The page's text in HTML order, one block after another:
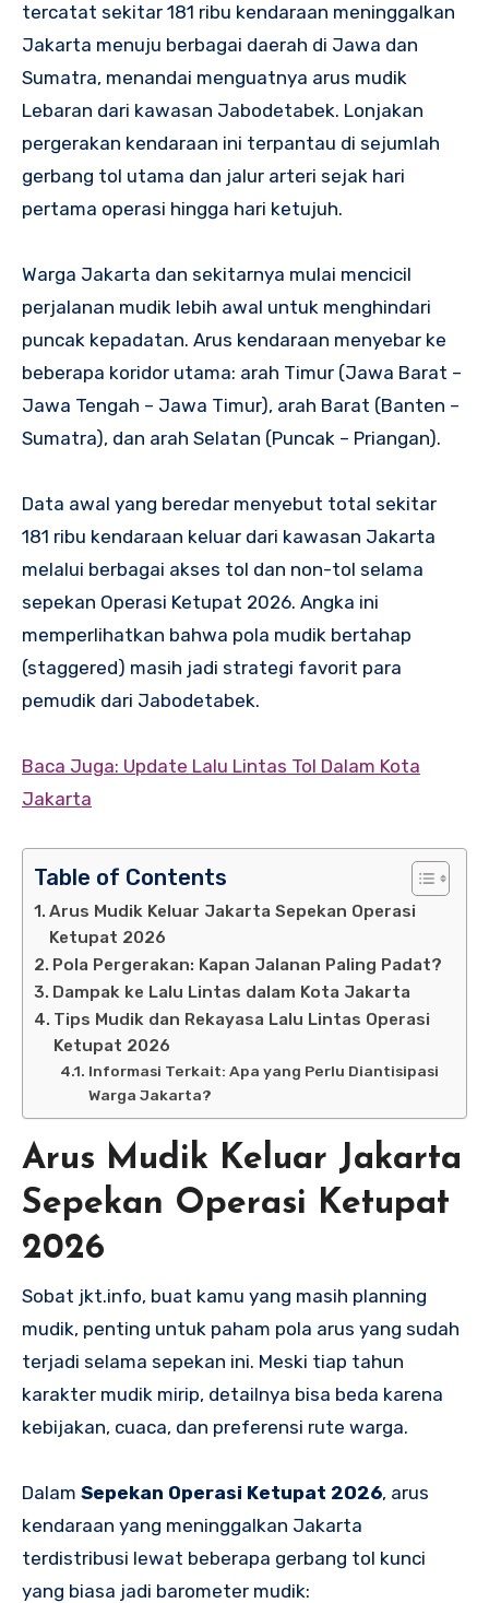
tercatat sekitar 181 ribu kendaraan meninggalkan
Jakarta menuju berbagai daerah di Jawa dan
Sumatra, menandai menguatnya arus mudik
Lebaran dari kawasan Jabodetabek. Lonjakan
pergerakan kendaraan ini terpantau di sejumlah
gerbang tol utama dan jalur arteri sejak hari
pertama operasi hingga hari ketujuh.
Warga Jakarta dan sekitarnya mulai mencicil
perjalanan mudik lebih awal untuk menghindari
puncak kepadatan. Arus kendaraan menyebar ke
beberapa koridor utama: arah Timur (Jawa Barat –
Jawa Tengah – Jawa Timur), arah Barat (Banten –
Sumatra), dan arah Selatan (Puncak – Priangan).
Data awal yang beredar menyebut total sekitar
181 ribu kendaraan keluar dari kawasan Jakarta
melalui berbagai akses tol dan non-tol selama
sepekan Operasi Ketupat 2026. Angka ini
memperlihatkan bahwa pola mudik bertahap
(staggered) masih jadi strategi favorit para
pemudik dari Jabodetabek.
Baca Juga: Update Lalu Lintas Tol Dalam Kota
Jakarta
Table of Contents
Arus Mudik Keluar Jakarta Sepekan Operasi
Ketupat 2026
Pola Pergerakan: Kapan Jalanan Paling Padat?
Dampak ke Lalu Lintas dalam Kota Jakarta
Tips Mudik dan Rekayasa Lalu Lintas Operasi
Ketupat 2026
Informasi Terkait: Apa yang Perlu Diantisipasi
Warga Jakarta?
Arus Mudik Keluar Jakarta
Sepekan Operasi Ketupat
2026
Sobat jkt.info, buat kamu yang masih planning
mudik, penting untuk paham pola arus yang sudah
terjadi selama sepekan ini. Meski tiap tahun
karakter mudik mirip, detailnya bisa beda karena
kebijakan, cuaca, dan preferensi rute warga.
Dalam Sepekan Operasi Ketupat 2026, arus
kendaraan yang meninggalkan Jakarta
terdistribusi lewat beberapa gerbang tol kunci
yang biasa jadi barometer mudik: